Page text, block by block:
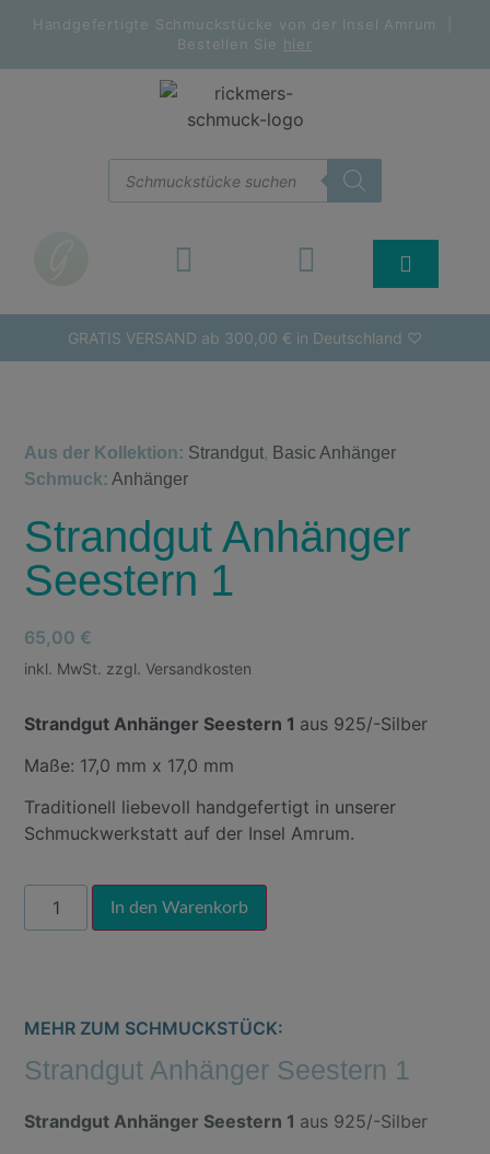
Handgefertigte Schmuckstücke von der Insel Amrum |
Bestellen Sie hier
GRATIS VERSAND ab 300,00 € in Deutschland ♡
Aus der Kollektion: Strandgut, Basic Anhänger
Schmuck: Anhänger
Strandgut Anhänger
Seestern 1
65,00 €
inkl. MwSt. zzgl. Versandkosten
Strandgut Anhänger Seestern 1 aus 925/-Silber
Maße: 17,0 mm x 17,0 mm
Traditionell liebevoll handgefertigt in unserer
Schmuckwerkstatt auf der Insel Amrum.
In den Warenkorb
MEHR ZUM SCHMUCKSTÜCK:
Strandgut Anhänger Seestern 1
Strandgut Anhänger Seestern 1 aus 925/-Silber